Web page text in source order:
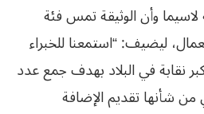
وأن الوثيقة تمس فئة
ليضيف: “استمعنا للخبراء
نقابة في البلاد بهدف جمع عدد
شأنها تقديم الإضافة